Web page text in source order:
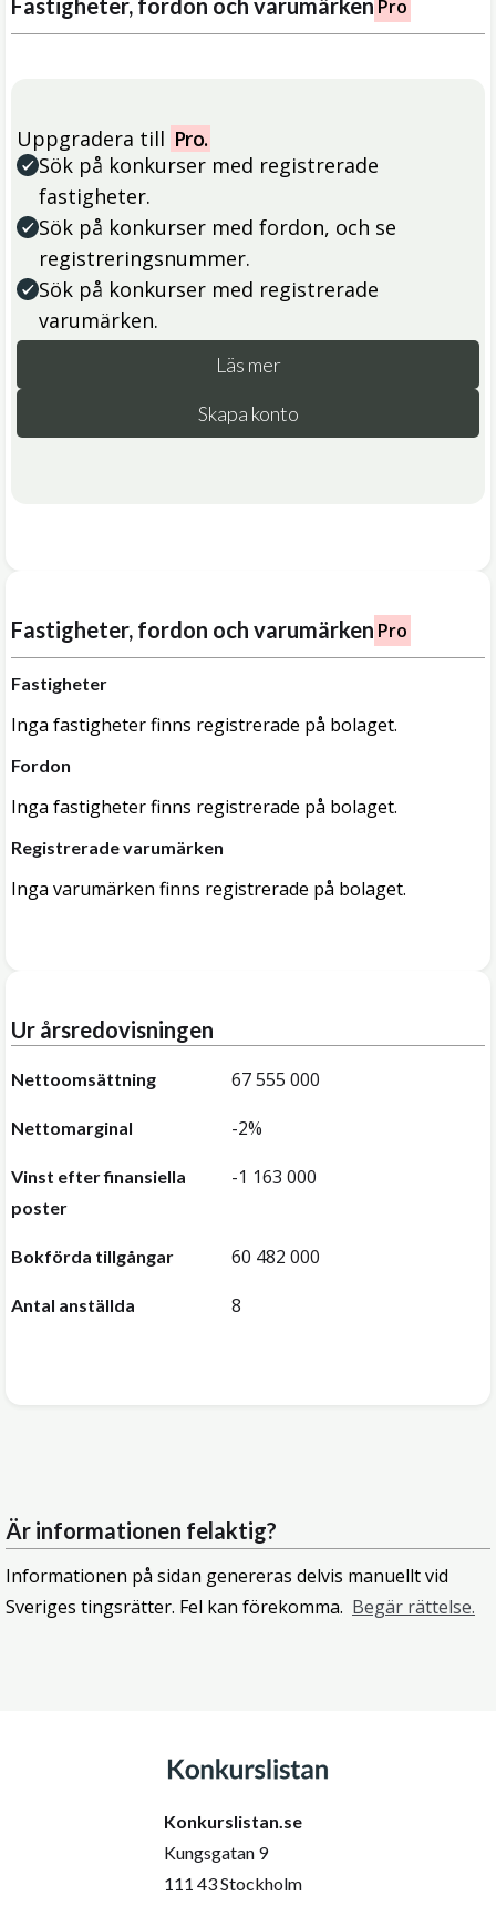
Fastigheter, fordon och varumärken Pro
Uppgradera till Pro.
Sök på konkurser med registrerade
fastigheter.
Sök på konkurser med fordon, och se
registreringsnummer.
Sök på konkurser med registrerade
varumärken.
Läs mer
Skapa konto
Fastigheter, fordon och varumärken Pro
Fastigheter
Inga fastigheter finns registrerade på bolaget.
Fordon
Inga fastigheter finns registrerade på bolaget.
Registrerade varumärken
Inga varumärken finns registrerade på bolaget.
Ur årsredovisningen
Nettoomsättning 67 555 000
Nettomarginal -2%
Vinst efter finansiella
poster
-1 163 000
Bokförda tillgångar 60 482 000
Antal anställda 8
Är informationen felaktig?
Informationen på sidan genereras delvis manuellt vid
Sveriges tingsrätter. Fel kan förekomma. Begär rättelse.
Konkurslistan.se
Kungsgatan 9
111 43 Stockholm